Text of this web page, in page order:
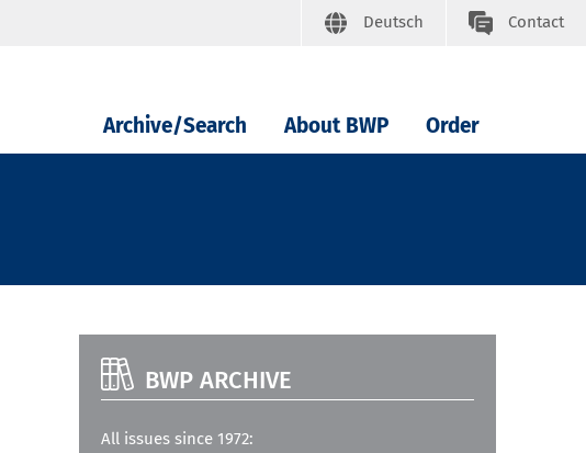
Deutsch Contact
Archive/Search About BWP Order
BWP ARCHIVE
All issues since 1972: